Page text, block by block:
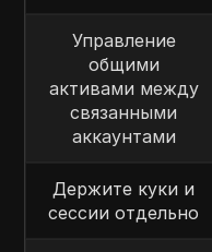
Управление
общими
активами между
связанными
аккаунтами
Держите куки и
сессии отдельно